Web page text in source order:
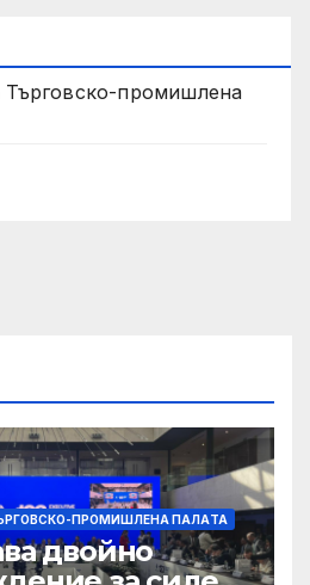
Търговско-промишлена
ПРОМИШЛЕНА ПАЛAТА
двойно